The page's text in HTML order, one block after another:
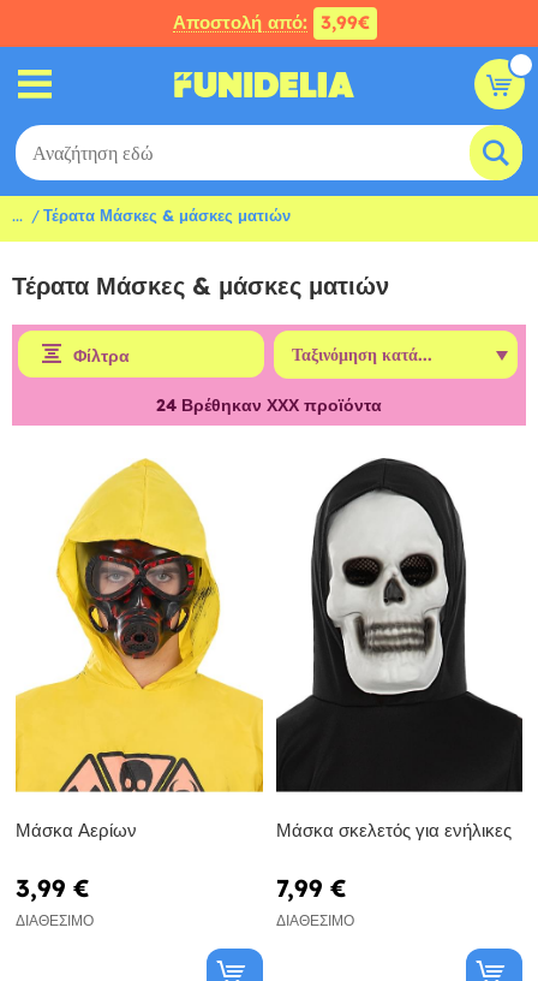
Αποστολή από: 3,99€
... Τέρατα Μάσκες & μάσκες ματιών
Τέρατα Μάσκες & μάσκες ματιών
Φίλτρα
24 Βρέθηκαν ΧΧΧ προϊόντα
Μάσκα Αερίων
3,99 €
ΔΙΑΘΈΣΙΜΟ
Μάσκα σκελετός για ενήλικες
7,99 €
ΔΙΑΘΈΣΙΜΟ